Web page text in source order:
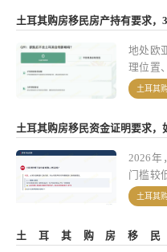
实现身
过，选
心前提
及各项
规高效
土耳其购房移民房产持有要求，
地处欧
理位置
民政策
海外身
份规划
年，土
定，但
申请人
格外留
土耳其
土耳其购房移民资金证明要求，
2026年
门槛较
一，依
款入籍
内政部
土耳其
土耳其购房移